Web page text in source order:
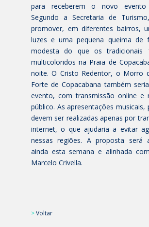
para receberem o novo evento
Segundo a Secretaria de
promover, em diferentes bairros,
luzes e uma pequena queima de
modesta do que os tradicionais
multicoloridos na Praia de
noite. O Cristo Redentor, o Morro
Forte de Copacabana também
evento, com transmissão online e
público. As apresentações musicais,
devem ser realizadas apenas por
internet, o que ajudaria a evitar
nessas regiões. A proposta será
ainda esta semana e alinhada
Marcelo Crivella.
>Voltar